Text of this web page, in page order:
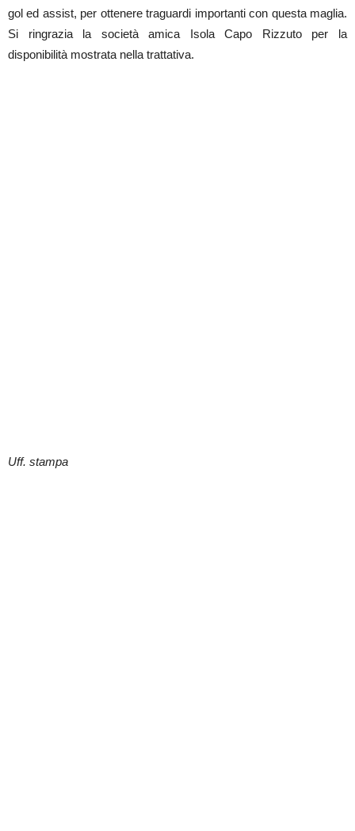
gol ed assist, per ottenere traguardi importanti con questa maglia.
Si ringrazia la società amica Isola Capo Rizzuto per la
disponibilità mostrata nella trattativa.
Uff. stampa